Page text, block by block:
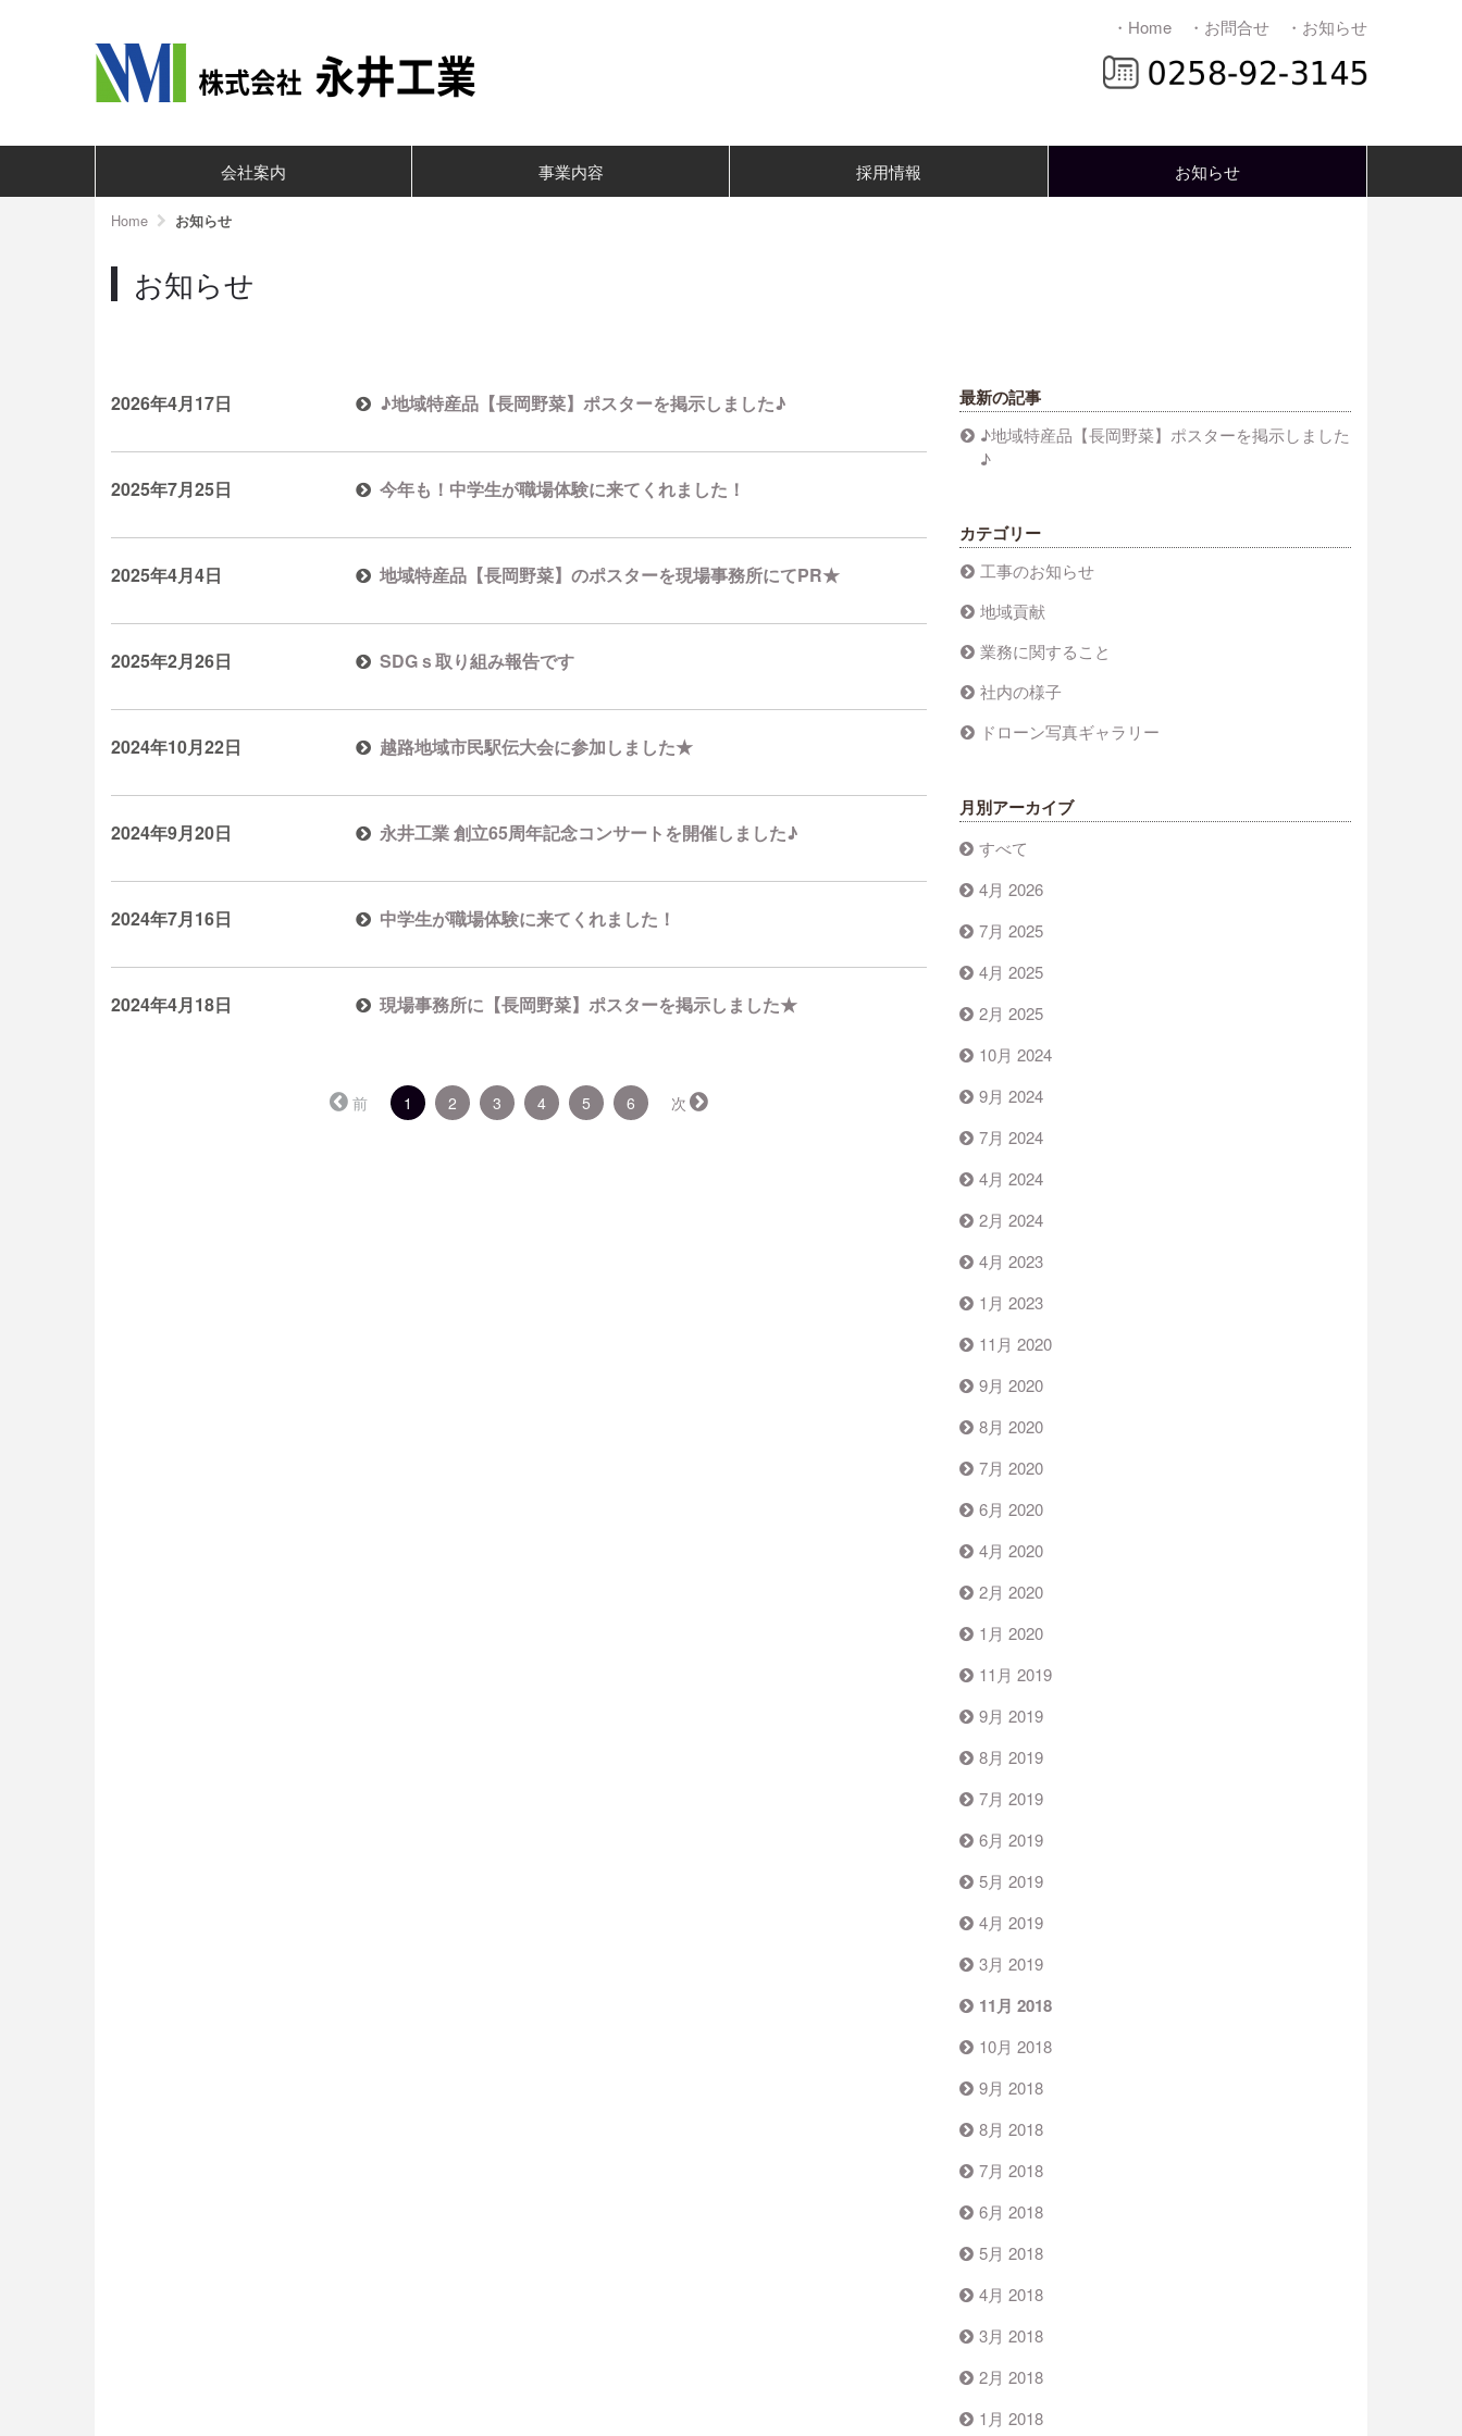
・Home ・お問合せ ・お知らせ
会社案内 事業内容 採用情報 お知らせ
Home お知らせ
お知らせ
2026年4月17日 ♪地域特産品【長岡野菜】ポスターを掲示しました♪
2025年7月25日 今年も！中学生が職場体験に来てくれました！
2025年4月4日 地域特産品【長岡野菜】のポスターを現場事務所にてPR★
2025年2月26日 SDGｓ取り組み報告です
2024年10月22日 越路地域市民駅伝大会に参加しました★
2024年9月20日 永井工業 創立65周年記念コンサートを開催しました♪
2024年7月16日 中学生が職場体験に来てくれました！
2024年4月18日 現場事務所に【長岡野菜】ポスターを掲示しました★
前 1 （こ
の
2 3 4 5 6 次
最新の記事
♪地域特産品【長岡野菜】ポスターを掲示しました
♪
カテゴリー
工事のお知らせ
地域貢献
業務に関すること
社内の様子
ドローン写真ギャラリー
月別アーカイブ
すべて
4月 2026
7月 2025
4月 2025
2月 2025
10月 2024
9月 2024
7月 2024
4月 2024
2月 2024
4月 2023
1月 2023
11月 2020
9月 2020
8月 2020
7月 2020
6月 2020
4月 2020
2月 2020
1月 2020
11月 2019
9月 2019
8月 2019
7月 2019
6月 2019
5月 2019
4月 2019
3月 2019
11月 2018
10月 2018
9月 2018
8月 2018
7月 2018
6月 2018
5月 2018
4月 2018
3月 2018
2月 2018
1月 2018